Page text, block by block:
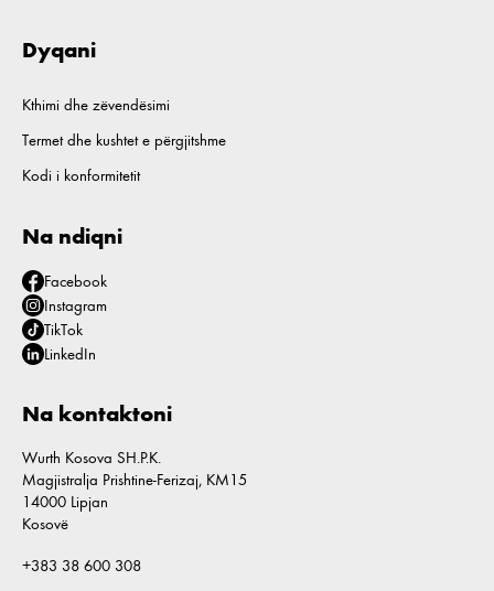
Dyqani
Kthimi dhe zëvendësimi
Termet dhe kushtet e përgjitshme
Kodi i konformitetit
Na ndiqni
Facebook
Instagram
TikTok
LinkedIn
Na kontaktoni
Wurth Kosova SH.P.K.
Magjistralja Prishtine-Ferizaj, KM15
14000 Lipjan
Kosovë
+383 38 600 308